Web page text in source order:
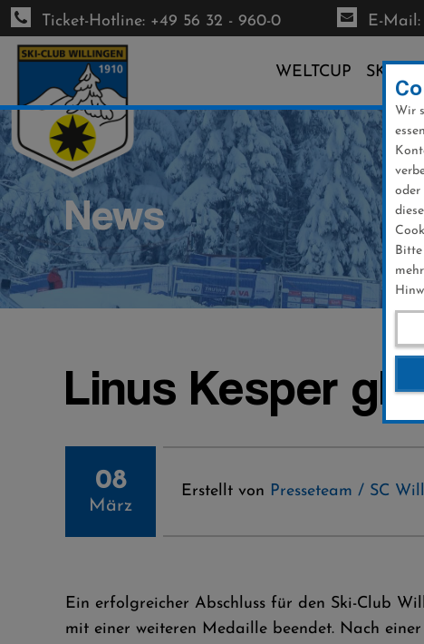
Direkt
zum
Inhalt
Ticket-Hotline: +49 56 32 - 960-0 E-
WELTCUP SKI-
News
Linus Kesper
08
März
Erstellt von Presseteam / SC
Ein erfolgreicher Abschluss für den Ski-Club
mit einer weiteren Medaille beendet. Nach
Wir
oder
Bitte